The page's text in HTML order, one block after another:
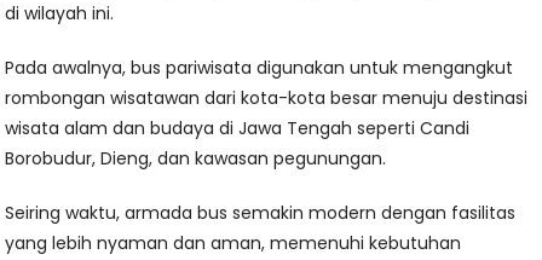
di wilayah ini.
Pada awalnya, bus pariwisata digunakan untuk mengangkut
rombongan wisatawan dari kota-kota besar menuju destinasi
wisata alam dan budaya di Jawa Tengah seperti Candi
Borobudur, Dieng, dan kawasan pegunungan.
Seiring waktu, armada bus semakin modern dengan fasilitas
yang lebih nyaman dan aman, memenuhi kebutuhan